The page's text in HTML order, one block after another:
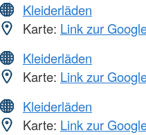
Kleiderläden
Karte: Link zur
Kleiderläden
Karte: Link zur
Kleiderläden
Karte: Link zur